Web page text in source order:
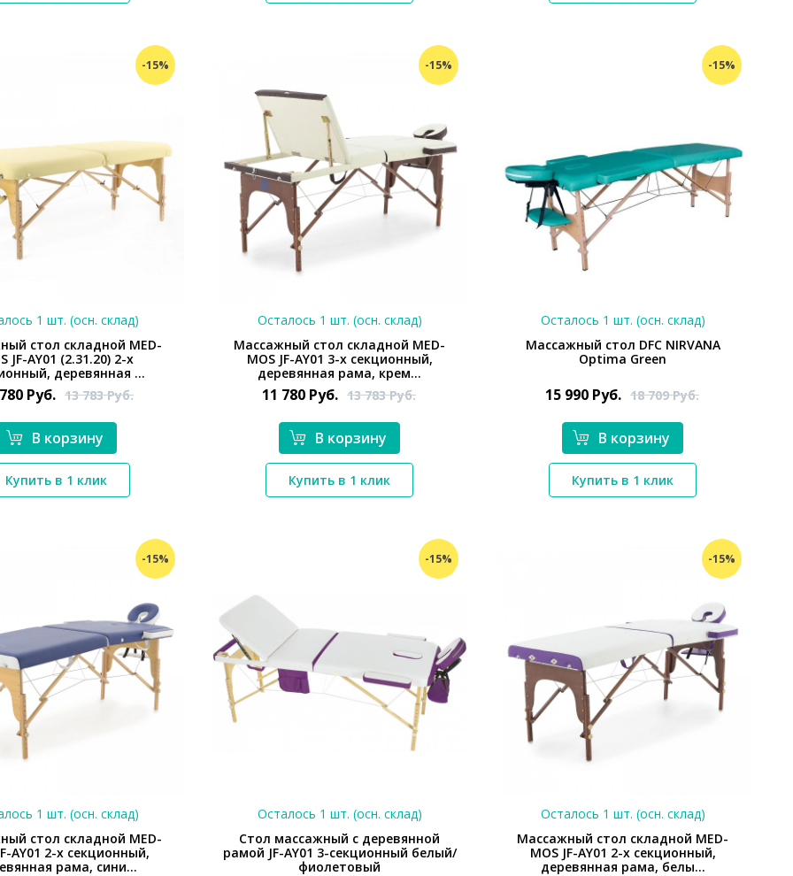
-15%
*}
1 шт. (осн. склад)
стол складной MED-
JF-AY01 (2.31.20) 2-х
деревянная ...
Руб. 13 783Руб.
В корзину
Купить в 1 клик
-15%
*}
Осталось 1 шт. (осн. склад)
Массажный стол складной MED-
MOS JF-AY01 3-х секционный,
деревянная рама, крем...
11 780 Руб. 13 783Руб.
В корзину
Купить в 1 клик
-15%
*}
Осталось 1 шт. (осн. склад)
Массажный стол DFC NIRVANA
Optima Green
15 990 Руб. 18 709Руб.
В корзину
Купить в 1 клик
-15%
1 шт. (осн. склад)
стол складной MED-
AY01 2-х секционный,
рама, сини...
-15%
Осталось 1 шт. (осн. склад)
Стол массажный с деревянной
рамой JF-AY01 3-секционный белый/
фиолетовый
-15%
Осталось 1 шт. (осн. склад)
Массажный стол складной MED-
MOS JF-AY01 2-х секционный,
деревянная рама, белы...